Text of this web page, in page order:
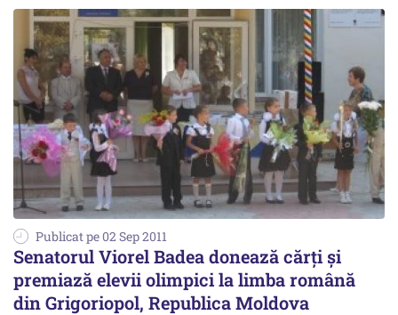
Publicat pe 02 Sep 2011
Senatorul Viorel Badea donează cărţi şi
premiază elevii olimpici la limba română
din Grigoriopol, Republica Moldova